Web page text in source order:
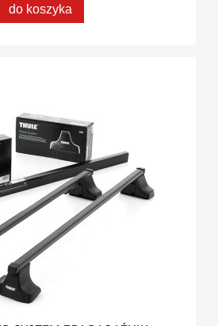
do koszyka